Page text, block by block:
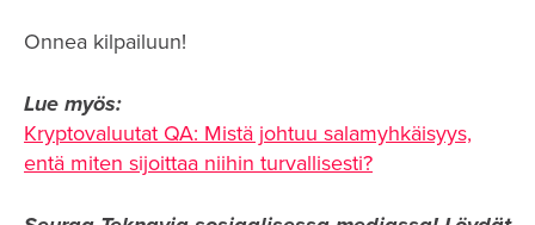
Onnea kilpailuun!
Lue myös:
Kryptovaluutat QA: Mistä johtuu salamyhkäisyys,
entä miten sijoittaa niihin turvallisesti?